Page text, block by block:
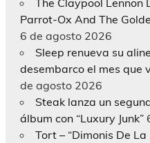
The Claypool Lennon
Parrot-Ox And The
6 de agosto 2026
Sleep renueva su
desembarco el mes que
de agosto 2026
Steak lanza un
álbum con “Luxury Junk”
Tort – “Dimonis De